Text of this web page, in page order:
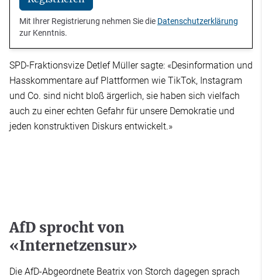
Mit Ihrer Registrierung nehmen Sie die Datenschutzerklärung
zur Kenntnis.
SPD-Fraktionsvize Detlef Müller sagte: «Desinformation und
Hasskommentare auf Plattformen wie TikTok, Instagram
und Co. sind nicht bloß ärgerlich, sie haben sich vielfach
auch zu einer echten Gefahr für unsere Demokratie und
jeden konstruktiven Diskurs entwickelt.»
AfD sprocht von
«Internetzensur»
Die AfD-Abgeordnete Beatrix von Storch dagegen sprach